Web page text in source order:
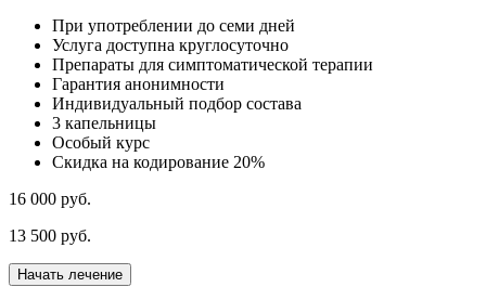
При употреблении до семи дней
Услуга доступна круглосуточно
Препараты для симптоматической терапии
Гарантия анонимности
Индивидуальный подбор состава
3 капельницы
Особый курс
Скидка на кодирование 20%
16 000 руб.
13 500 руб.
Начать лечение